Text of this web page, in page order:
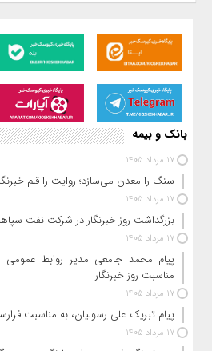
در دنیای متلاطم اقتصاد امروز ، صنعت
نیازمند گذار از رویکردهای سنتی به
است.به تازگی دکتر بهاری‌فر
شرکت ، با ترسیم مسیر پیش‌رو ،
و محورهای تحول شرکت را معرفی
تمرکز بر توسعه بیمه‌های زندگی و اتکال به
بانک و بیمه
17 مرداد 1405
سنگ را معدن می‌سازد؛ روایت را قلم
17 مرداد 1405
بزرگداشت روز خبرنگار در شرکت نفت
17 مرداد 1405
پیام محمد جامعی مدیر روابط عمومی
مناسبت روز خبرنگار
17 مرداد 1405
پیام تبریک علی رسولیان، به مناسبت فرارسیدن ۱۷ مرداد روز
17 مرداد 1405